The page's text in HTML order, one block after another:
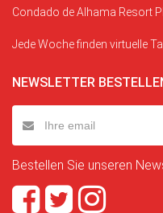
Condado de Alhama Resort
Jede Woche finden virtuelle
NEWSLETTER
Bestellen Sie unseren